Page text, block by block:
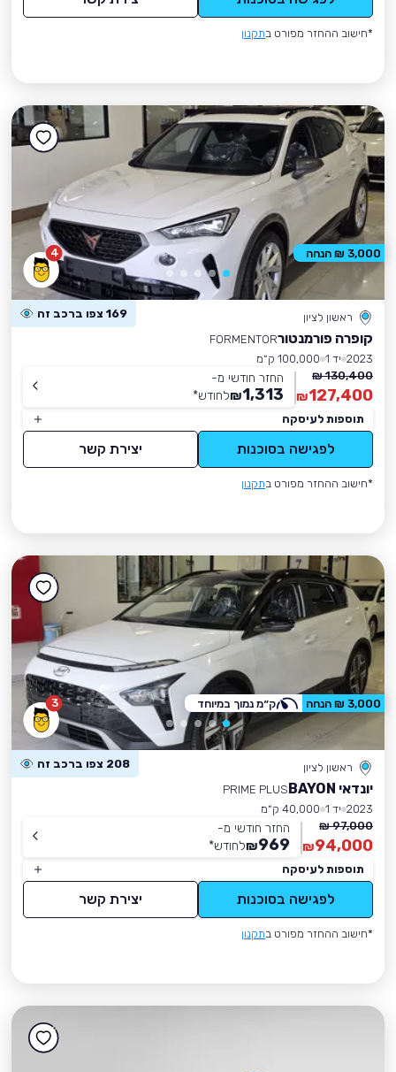
*חישוב ההחזר מפורט בתקנון
4
ראשון לציון 169 צפו ברכב זה
קופרה פורמנטורFORMENTOR
2023 יד 1
100,000 ק״מ
130,400 ₪
127,400
₪
החזר חודשי מ-
1,313
₪לחודש*
תוספות לעיסקה
לפגישה בסוכנות יצירת קשר
*חישוב ההחזר מפורט בתקנון
3,000 ₪ הנחה
3
ראשון לציון 208 צפו ברכב זה
יונדאי BAYON
PRIME PLUS
2023 יד 1
40,000 ק״מ
97,000 ₪
94,000
₪
החזר חודשי מ-
969
₪לחודש*
תוספות לעיסקה
לפגישה בסוכנות יצירת קשר
*חישוב ההחזר מפורט בתקנון
3,000 ₪ הנחה ק״מ נמוך במיוחד